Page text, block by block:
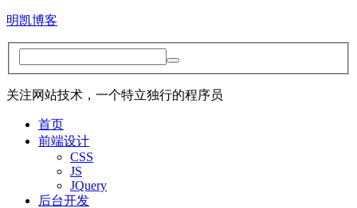
明凯博客
关注网站技术，一个特立独行的程序员
首页
前端设计
CSS
JS
JQuery
后台开发